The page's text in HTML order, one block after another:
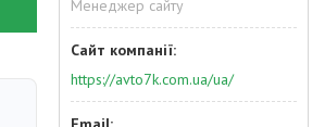
Менеджер сайту
https://avto7k.com.ua/ua/